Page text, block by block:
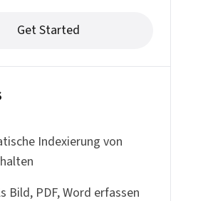
Get Started
Indexierung von
Bild, PDF, Word erfassen